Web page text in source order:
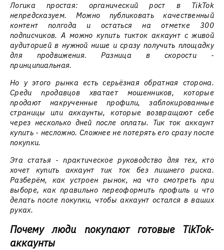
Логика простая: органический рост в TikTok
непредсказуем. Можно публиковать качественный
контент полгода и остаться на отметке 300
подписчиков. А можно купить тикток аккаунт с живой
аудиторией в нужной нише и сразу получить площадку
для продвижения. Разница в скорости -
принципиальная.
Но у этого рынка есть серьёзная обратная сторона.
Среди продавцов хватает мошенников, которые
продают накрученные профили, заблокированные
страницы или аккаунты, которые возвращают себе
через несколько дней после оплаты. Тик ток аккаунт
купить - несложно. Сложнее не потерять его сразу после
покупки.
Эта статья - практическое руководство для тех, кто
хочет купить аккаунт тик ток без лишнего риска.
Разберём, как устроен рынок, на что смотреть при
выборе, как правильно переоформить профиль и что
делать после покупки, чтобы аккаунт остался в ваших
руках.
Почему люди покупают готовые TikTok-
аккаунты